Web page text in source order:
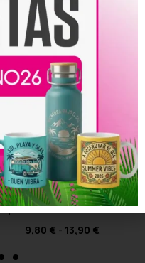
Camiseta Donde está
Mamá, está la Paz –
Día de la Madre
9,80 € 13,90 €